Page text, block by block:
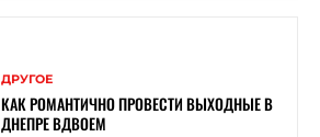
ДРУГОЕ
КАК РОМАНТИЧНО ПРОВЕСТИ ВЫХОДНЫЕ В
ДНЕПРЕ ВДВОЕМ